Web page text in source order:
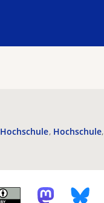
Hochschule Hochschule